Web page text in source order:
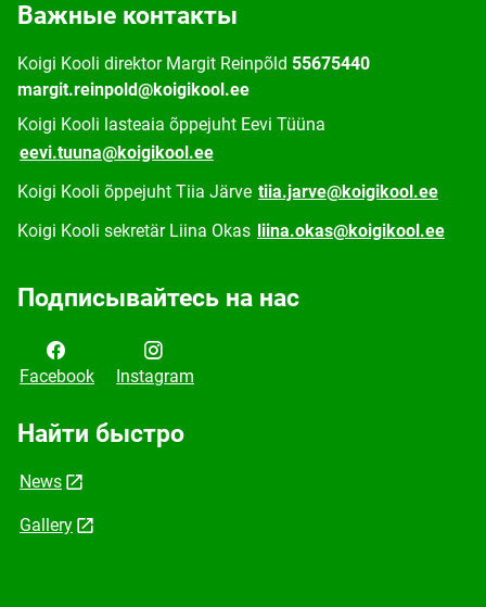
Важные контакты
Koigi Kooli direktor Margit Reinpõld 55675440
margit.reinpold@koigikool.ee
Koigi Kooli lasteaia õppejuht Eevi Tüüna
eevi.tuuna@koigikool.ee
Koigi Kooli õppejuht Tiia Järve tiia.jarve@koigikool.ee
Koigi Kooli sekretär Liina Okas liina.okas@koigikool.ee
Подписывайтесь на нас
Facebook Instagram
Найти быстро
News
Gallery